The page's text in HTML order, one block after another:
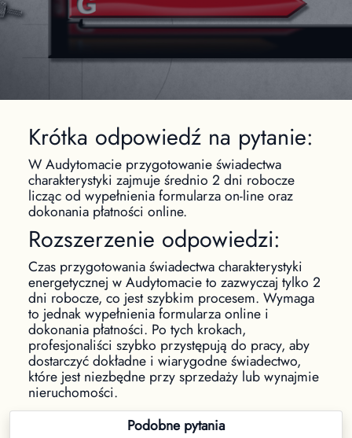
Krótka odpowiedź na pytanie:
W Audytomacie przygotowanie świadectwa
charakterystyki zajmuje średnio 2 dni robocze
licząc od wypełnienia formularza on-line oraz
dokonania płatności online.
Rozszerzenie odpowiedzi:
Czas przygotowania świadectwa charakterystyki
energetycznej w Audytomacie to zazwyczaj tylko 2
dni robocze, co jest szybkim procesem. Wymaga
to jednak wypełnienia formularza online i
dokonania płatności. Po tych krokach,
profesjonaliści szybko przystępują do pracy, aby
dostarczyć dokładne i wiarygodne świadectwo,
które jest niezbędne przy sprzedaży lub wynajmie
nieruchomości.
Podobne pytania